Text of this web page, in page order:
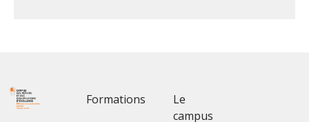
Footer 1
Formations
Footer 2
Le
campus